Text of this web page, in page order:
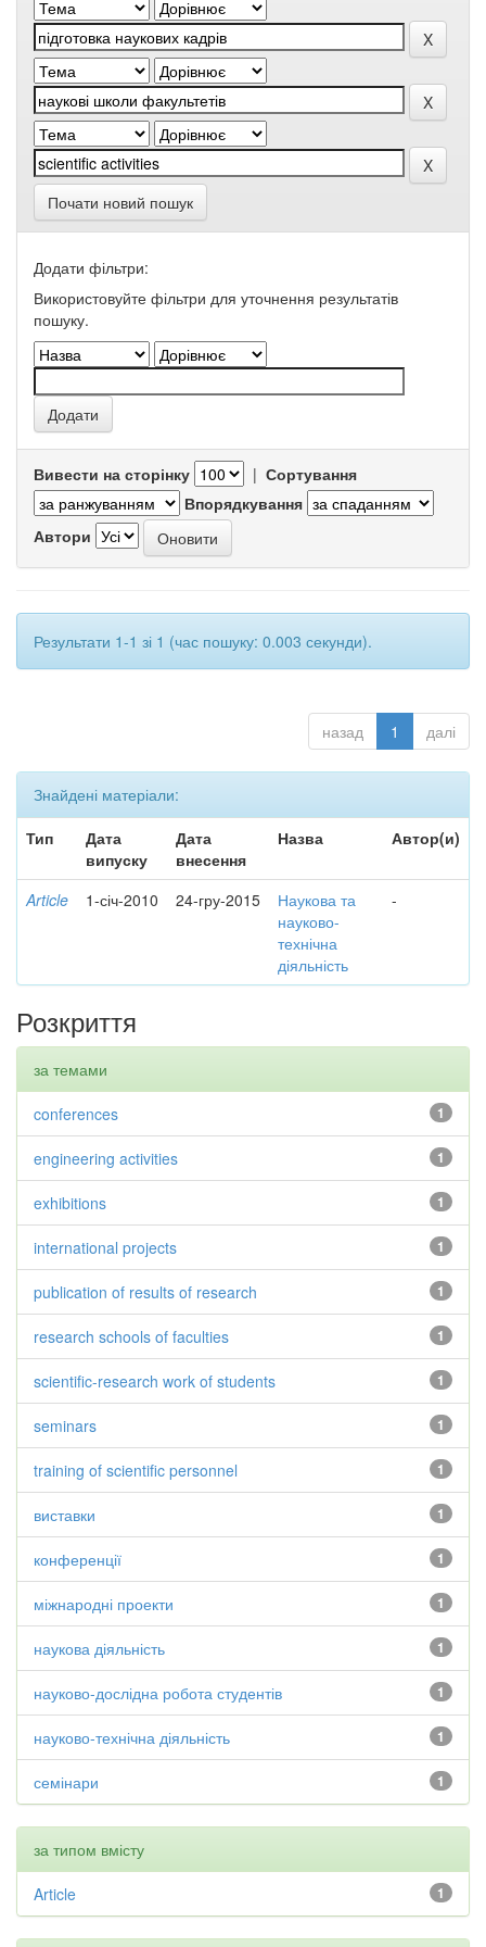
Почати новий пошук
Додати фільтри:
Використовуйте фільтри для уточнення результатів
пошуку.
Вивести на сторінку | Сортування
Впорядкування
Автори
Результати 1-1 зі 1 (час пошуку: 0.003 секунди).
назад 1 далі
Знайдені матеріали:
Тип
Дата
випуску
Дата
внесення
Назва Автор(и)
Article 1-січ-2010 24-гру-2015
Наукова та
науково-
технічна
діяльність
-
Розкриття
за темами
1
conferences
1
engineering activities
1
exhibitions
1
international projects
1
publication of results of research
1
research schools of faculties
1
scientific-research work of students
1
seminars
1
training of scientific personnel
1
виставки
1
конференції
1
міжнародні проекти
1
наукова діяльність
1
науково-дослідна робота студентів
1
науково-технічна діяльність
1
семінари
за типом вмісту
1
Article